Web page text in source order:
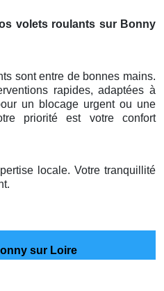
volets roulants sur Bonny
sont entre de bonnes mains.
rapides, adaptées à
un blocage urgent ou une
priorité est votre confort
locale. Votre tranquillité
sur Loire